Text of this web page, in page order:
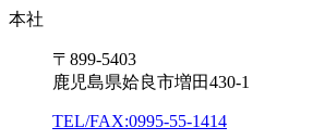
本社
〒899-5403
鹿児島県姶良市増田430-1
TEL/FAX:0995-55-1414